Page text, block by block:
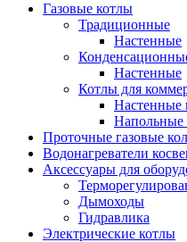
Газовые котлы
Традиционные
Настенные
Настенные
Котлы для
Настенные
Напольные
Проточные газовые
Водонагреватели
Аксессуары для
Дымоходы
Гидравлика
Электрические котлы